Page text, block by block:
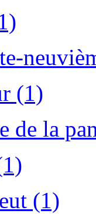
(1)
de la
(1)